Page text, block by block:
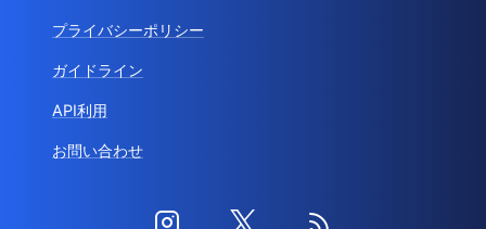
プライバシーポリシー
ガイドライン
API利用
お問い合わせ